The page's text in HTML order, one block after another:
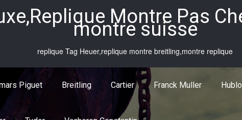
Montre Pas
montre suisse
replique Tag Heuer,replique montre breitling,montre replique
Piguet Breitling Cartier Franck Muller